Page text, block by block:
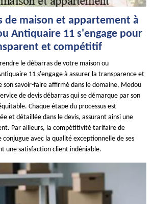
de maison et appartement à
Antiquaire 11 s'engage pour
et compétitif
le débarras de votre maison ou
11 s'engage à assurer la transparence et
savoir-faire affirmé dans le domaine, Medou
de devis débarras qui se démarque par son
Chaque étape du processus est
et détaillée dans le devis, assurant ainsi une
Par ailleurs, la compétitivité tarifaire de
conjugue avec la qualité exceptionnelle de ses
une satisfaction client indéniable.